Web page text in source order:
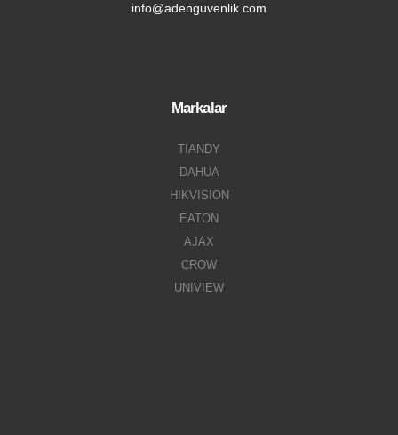
info@adenguvenlik.com
Markalar
TIANDY
DAHUA
HIKVISION
EATON
AJAX
CROW
UNIVIEW